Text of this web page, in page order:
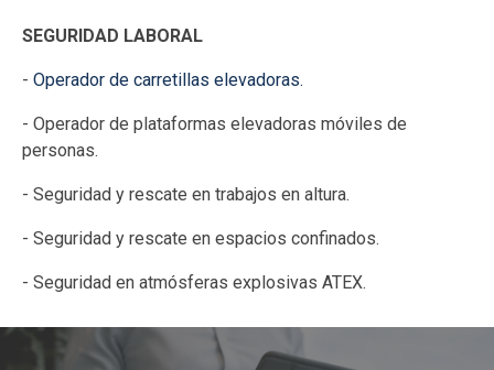
SEGURIDAD LABORAL
- Operador de carretillas elevadoras.
- Operador de plataformas elevadoras móviles de
personas.
- Seguridad y rescate en trabajos en altura.
- Seguridad y rescate en espacios confinados.
- Seguridad en atmósferas explosivas ATEX.